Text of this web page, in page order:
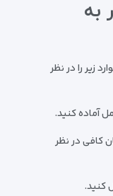
به
زیر را در نظر
آماده کنید.
کافی در نظر
کنید.